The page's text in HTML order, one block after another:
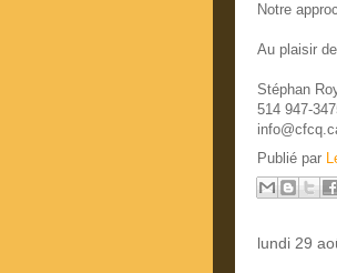
Notre
Au plaisir
Stéphan
514 947-
Publié par
lundi 29